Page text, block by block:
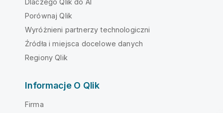
Porównaj Qlik
Wyróżnieni partnerzy technologiczni
Źródła i miejsca docelowe danych
Regiony Qlik
Informacje O Qlik
Firma